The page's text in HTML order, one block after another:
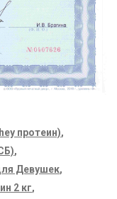
протеин),
,
Девушек,
2 кг,